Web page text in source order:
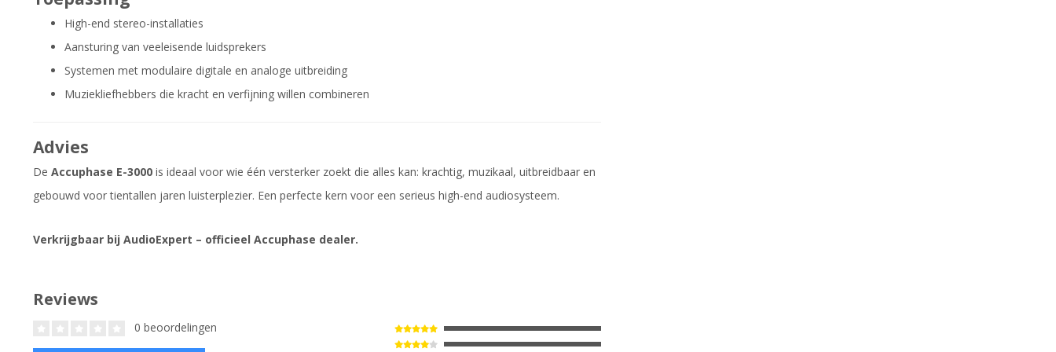
High-end stereo-installaties
Aansturing van veeleisende luidsprekers
Systemen met modulaire digitale en analoge uitbreiding
Muziekliefhebbers die kracht en verfijning willen combineren
Advies
De Accuphase E-3000 is ideaal voor wie één versterker zoekt die alles kan: krachtig, muzikaal, uitbreidbaar en
gebouwd voor tientallen jaren luisterplezier. Een perfecte kern voor een serieus high-end audiosysteem.
Verkrijgbaar bij AudioExpert – officieel Accuphase dealer.
Reviews
0 beoordelingen